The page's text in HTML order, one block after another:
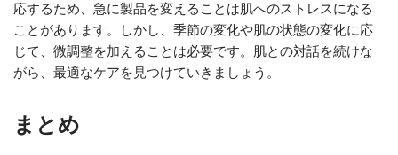
応するため、急に製品を変えることは肌へのストレスになる
ことがあります。しかし、季節の変化や肌の状態の変化に応
じて、微調整を加えることは必要です。肌との対話を続けな
がら、最適なケアを見つけていきましょう。
まとめ